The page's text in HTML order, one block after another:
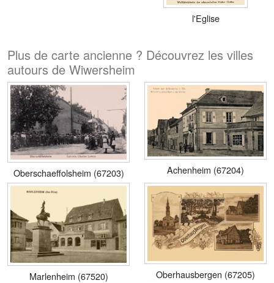
l'Eglise
Plus de carte ancienne ? Découvrez les villes
autours de Wiwersheim
Oberschaeffolsheim (67203) Achenheim (67204)
Marlenheim (67520) Oberhausbergen (67205)